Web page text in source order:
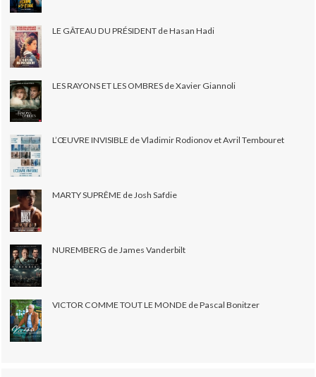
LE GÂTEAU DU PRÉSIDENT de Hasan Hadi
LES RAYONS ET LES OMBRES de Xavier Giannoli
L’ŒUVRE INVISIBLE de Vladimir Rodionov et Avril Tembouret
MARTY SUPRÊME de Josh Safdie
NUREMBERG de James Vanderbilt
VICTOR COMME TOUT LE MONDE de Pascal Bonitzer